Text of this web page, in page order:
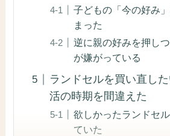
子どもの「今の好み
まった
逆に親の好みを押し
が嫌がっている
ランドセルを買い直し
活の時期を間違えた
欲しかったランドセ
ていた